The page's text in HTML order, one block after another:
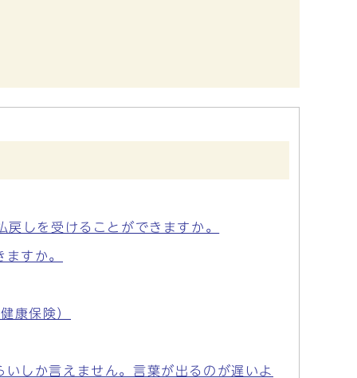
しを受けることができますか。
すか。
康保険）
しか言えません。言葉が出るのが遅いよ